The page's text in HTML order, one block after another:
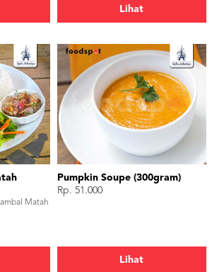
Lihat
Matah
Pumpkin Soupe (300gram)
Rp. 51.000
Lihat